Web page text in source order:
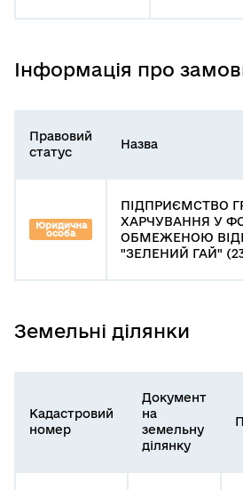
Інформація про
Правовий
статус
Назва
Юридична
особа
ПІДПРИЄМСТВО
ХАРЧУВАННЯ У
ОБМЕЖЕНОЮ
"ЗЕЛЕНИЙ ГАЙ"
Земельні ділянки
Кадастровий
номер
Документ
на
земельну
ділянку